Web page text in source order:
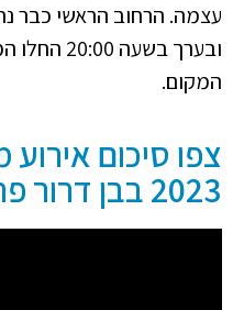
ובערך
המקום.
צפו סיכום
2023 בבן דרור פתח תקווה